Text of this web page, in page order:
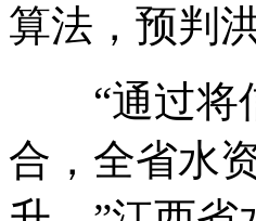
算法，预判
“通过将信
合，全省水